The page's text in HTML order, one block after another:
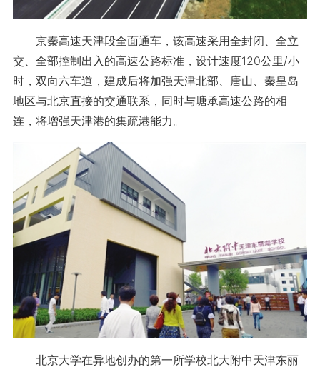
京秦高速天津段全面通车，该高速采用全封闭、全立
交、全部控制出入的高速公路标准，设计速度120公里/小
时，双向六车道，建成后将加强天津北部、唐山、秦皇岛
地区与北京直接的交通联系，同时与塘承高速公路的相
连，将增强天津港的集疏港能力。
北京大学在异地创办的第一所学校北大附中天津东丽